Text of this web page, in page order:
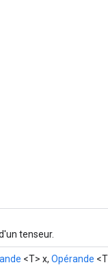
tenseur.
<T> x, Opérande